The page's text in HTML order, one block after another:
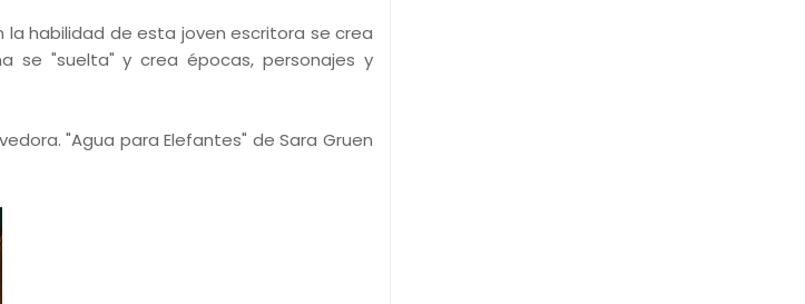
habilidad de esta joven escritora se crea
se "suelta" y crea épocas, personajes y
"Agua para Elefantes" de Sara Gruen